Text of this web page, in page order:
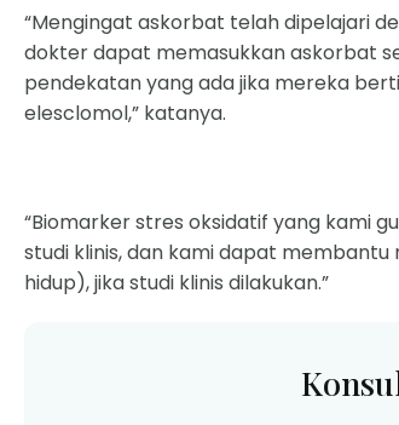
“Mengingat askorbat telah dipelajari
dokter dapat memasukkan askorbat
pendekatan yang ada jika mereka
elesclomol,” katanya.
“Biomarker stres oksidatif yang kami
studi klinis, dan kami dapat
hidup), jika studi klinis dilakukan.”